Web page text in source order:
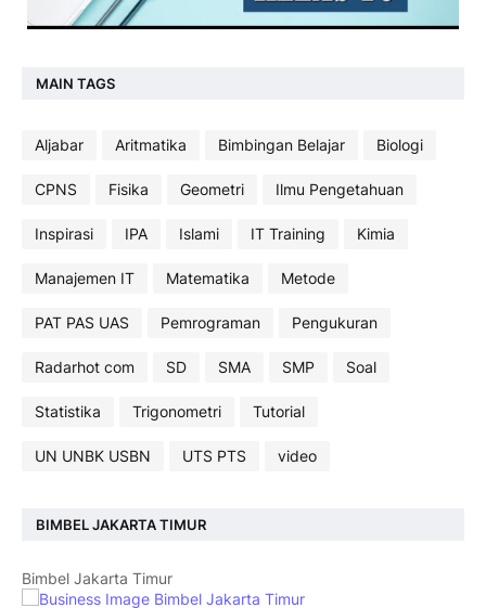
MAIN TAGS
Aljabar Aritmatika Bimbingan Belajar Biologi
CPNS Fisika Geometri Ilmu Pengetahuan
Inspirasi IPA Islami IT Training Kimia
Manajemen IT Matematika Metode
PAT PAS UAS Pemrograman Pengukuran
Radarhot com SD SMA SMP Soal
Statistika Trigonometri Tutorial
UN UNBK USBN UTS PTS video
BIMBEL JAKARTA TIMUR
Bimbel Jakarta Timur